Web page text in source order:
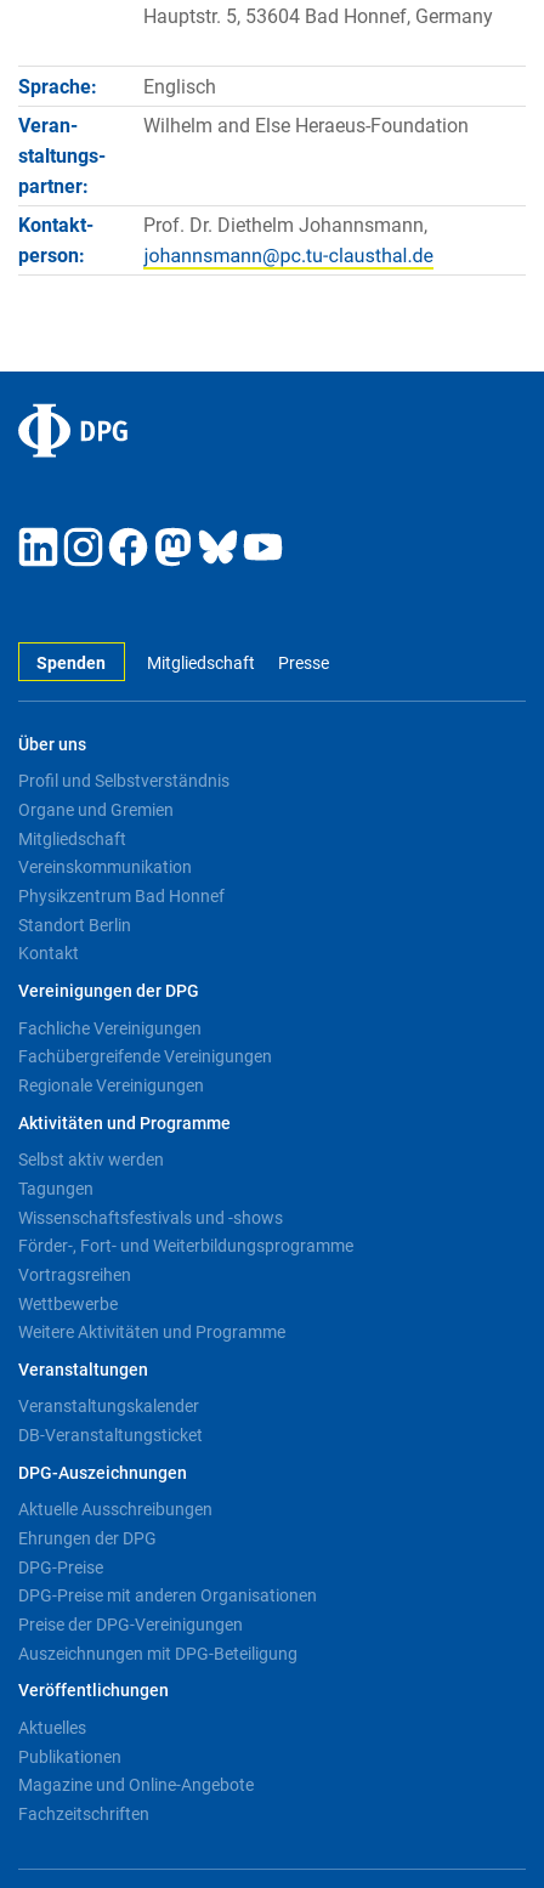
Hauptstr. 5, 53604 Bad Honnef, Germany
Sprache:
Englisch
Veran­
staltungs­
partner:
Wilhelm and Else Heraeus-Foundation
Kontakt­
person:
Prof. Dr. Diethelm Johannsmann,
Spenden Mitgliedschaft Presse
Über uns
Profil und Selbstverständnis
Organe und Gremien
Mitgliedschaft
Vereinskommunikation
Physikzentrum Bad Honnef
Standort Berlin
Kontakt
Vereinigungen der DPG
Fachliche Vereinigungen
Fachübergreifende Vereinigungen
Regionale Vereinigungen
Aktivitäten und Programme
Selbst aktiv werden
Tagungen
Wissenschaftsfestivals und -shows
Förder-, Fort- und Weiterbildungsprogramme
Vortragsreihen
Wettbewerbe
Weitere Aktivitäten und Programme
Veranstaltungen
Veranstaltungskalender
DB-Veranstaltungsticket
DPG-Auszeichnungen
Aktuelle Ausschreibungen
Ehrungen der DPG
DPG-Preise
DPG-Preise mit anderen Organisationen
Preise der DPG-Vereinigungen
Auszeichnungen mit DPG-Beteiligung
Veröffentlichungen
Aktuelles
Publikationen
Magazine und Online-Angebote
Fachzeitschriften